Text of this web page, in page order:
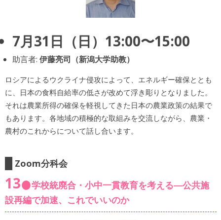
7月31日（日）13:00〜15:00
助言者: 伊藤亮司（新潟大学助教）
ロシアによるウクライナ侵攻によって、エネルギー確保ととも
に、日本の食料自給率の低さが改めて浮き彫りとなりました。
それは農業所得の確保を軽視してきた日本の農業政策の結果で
もあります。各地域の積極的な取組みを交流しながら、農業・
農村のこれからについて話し合います。
Zoom分科会
13
学校統廃合・小中一貫教育を考える―公共施
設再編で加速、これでいいのか